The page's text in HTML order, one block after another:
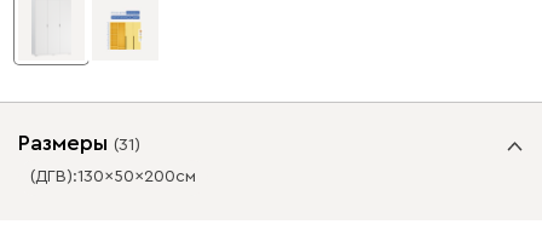
Размеры (31)
(ДГВ):130 ✕ 50 ✕ 200см